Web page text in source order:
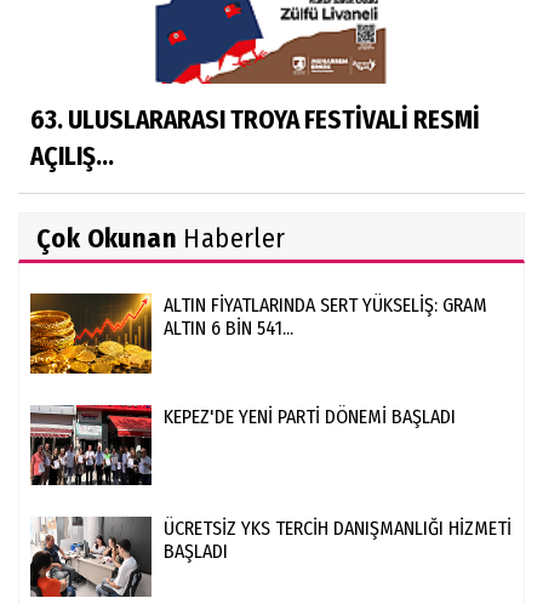
63. ULUSLARARASI TROYA FESTİVALİ RESMİ
AÇILIŞ...
Çok Okunan Haberler
ALTIN FİYATLARINDA SERT YÜKSELİŞ: GRAM
ALTIN 6 BİN 541...
KEPEZ'DE YENİ PARTİ DÖNEMİ BAŞLADI
ÜCRETSİZ YKS TERCİH DANIŞMANLIĞI HİZMETİ
BAŞLADI